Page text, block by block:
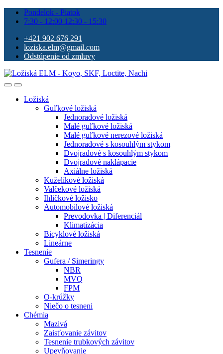
Pondelok - Piatok
7:30 - 12:00 12:30 - 15:30
+421 902 676 291
loziska.elm@gmail.com
Odstúpenie od zmluvy
Ložiská
Guľkové ložiská
Jednoradové ložiská
Malé guľkové ložiská
Malé guľkové nerezové ložiská
Jednoradové s kosouhlým stykom
Dvojradové s kosouhlým stykom
Dvojradové naklápacie
Axiálne ložiská
Kuželíkové ložiská
Valčekové ložiská
Ihličkové ložisko
Automobilové ložiská
Prevodovka | Diferenciál
Klimatizácia
Bicyklové ložiská
Lineárne
Tesnenie
Gufera / Simeringy
NBR
MVQ
FPM
O-krúžky
Niečo o tesneni
Chémia
Mazivá
Zaisťovanie závitov
Tesnenie trubkových závitov
Upevňovanie